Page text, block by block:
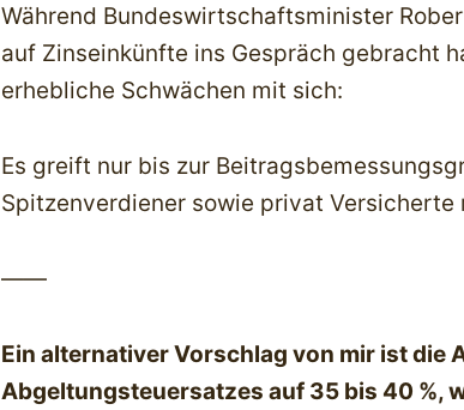
Während Bundeswirtschaftsminister
auf Zinseinkünfte ins Gespräch gebracht
erhebliche Schwächen mit sich:
Es greift nur bis zur
Spitzenverdiener sowie privat Versicherte
——
Ein alternativer Vorschlag von mir ist die
Abgeltungsteuersatzes auf 35 bis 40 %,